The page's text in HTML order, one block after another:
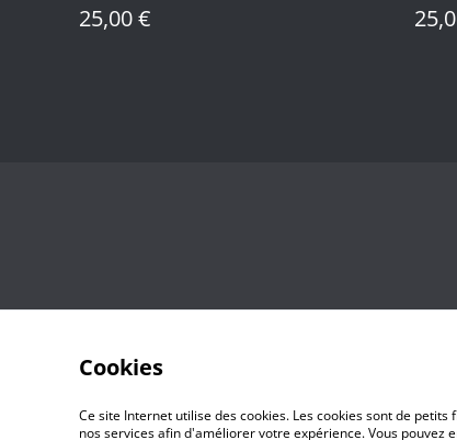
25,00 €
Cookies
Ce site Internet utilise des cookies. Les cookies sont de
nos services afin d'améliorer votre expérience. Vous pouvez